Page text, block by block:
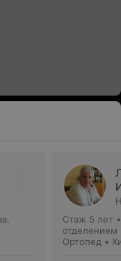
Стаж 5 лет
отделением
Ортопед •